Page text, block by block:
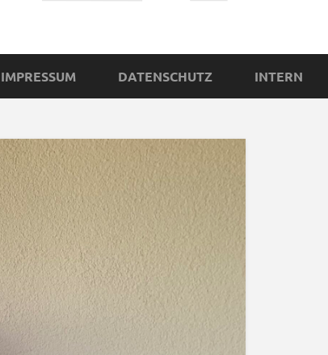
IMPRESSUM DATENSCHUTZ INTERN